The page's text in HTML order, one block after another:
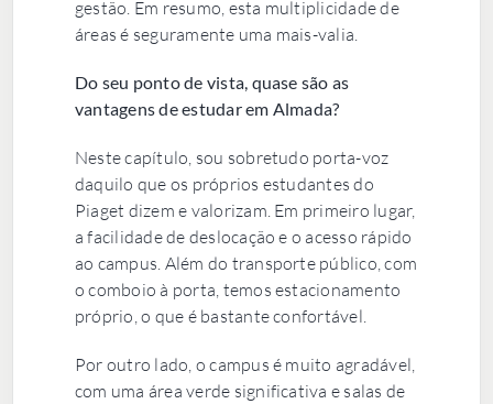
gestão. Em resumo, esta multiplicidade de
áreas é seguramente uma mais-valia.
Do seu ponto de vista, quase são as
vantagens de estudar em Almada?
Neste capítulo, sou sobretudo porta-voz
daquilo que os próprios estudantes do
Piaget dizem e valorizam. Em primeiro lugar,
a facilidade de deslocação e o acesso rápido
ao campus. Além do transporte público, com
o comboio à porta, temos estacionamento
próprio, o que é bastante confortável.
Por outro lado, o campus é muito agradável,
com uma área verde significativa e salas de